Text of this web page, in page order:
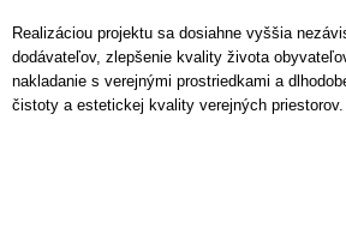
Realizáciou projektu sa dosiahne vyššia
dodávateľov, zlepšenie kvality života
nakladanie s verejnými prostriedkami a
čistoty a estetickej kvality verejných priestorov.